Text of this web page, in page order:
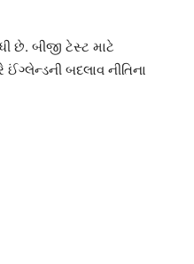
છે. બીજી ટેસ્ટ માટે
બદલાવ નીતિના